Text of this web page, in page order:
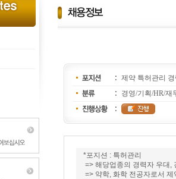
제약 특허관리
경영/기획/HR/재
*포지션 : 특허관리
=> 해당업종의 경력자 우대,
=> 약학, 화학 전공자로서